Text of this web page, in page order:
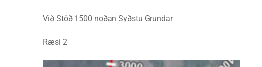
Við Stöð 1500 noðan Syðstu Grundar
Ræsi 2